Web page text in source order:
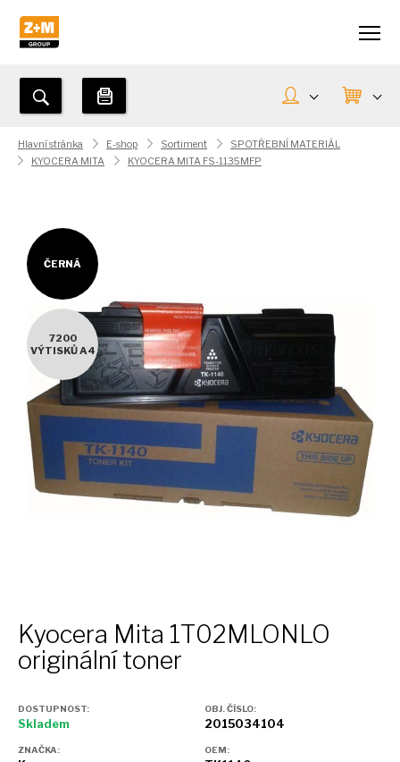
Hlavní stránka E-shop Sortiment
SPOTŘEBNÍ MATERIÁL
KYOCERA MITA
KYOCERA MITA FS-1135MFP
ČERNÁ
7200
VÝTISKŮ A4
Kyocera Mita 1T02MLONLO
originální toner
DOSTUPNOST:
Skladem
OBJ. ČÍSLO:
2015034104
ZNAČKA: OEM: